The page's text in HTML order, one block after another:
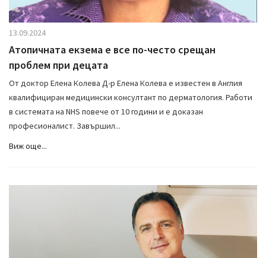
13.09.2024
Атопичната екзема е все по-често срещан
проблем при децата
От доктор Елена Колева Д-р Елена Колева е известен в Англия
квалифициран медицински консултант по дерматология. Работи
в системата на NHS повече от 10 години и е доказан
професионалист. Завършил...
Виж още...